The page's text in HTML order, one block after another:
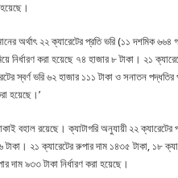
অর্থাৎ ২২ ক্যারেটের প্রতি ভরি (১১ দশমিক ৬৬৪
নির্ধারণ করা হয়েছে ৭৪ হাজার ৮ টাকা। ২১
স্বর্ণ ভরি ৬২ হাজার ১১১ টাকা ও সনাতন পদ্ধতির
হয়েছে।’
বহাল রয়েছে। ক্যাটাগরি অনুযায়ী ২২ ক্যারেটের
টাকা। ২১ ক্যারেটের রুপার দাম ১৪৩৫ টাকা, ১৮
দাম ৯৩৩ টাকা নির্ধারণ করা হয়েছে।